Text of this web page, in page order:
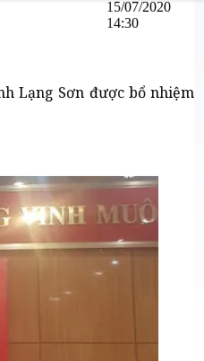
15/07/2020
14:30
Lạng Sơn được bổ nhiệm